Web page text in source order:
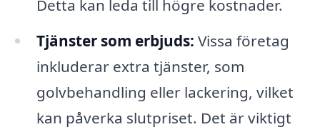
Detta kan leda till högre kostnader.
Tjänster som erbjuds: Vissa företag
inkluderar extra tjänster, som
golvbehandling eller lackering, vilket
kan påverka slutpriset. Det är viktigt